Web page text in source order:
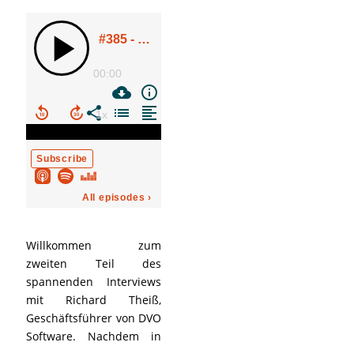
Willkommen zum
zweiten Teil des
spannenden Interviews
mit Richard Theiß,
Geschäftsführer von DVO
Software. Nachdem in